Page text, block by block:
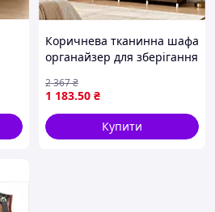
Коричнева тканинна шафа
органайзер для зберігання
каркасом для дому дачі
1 183.50 ₴
2 367₴
Купити